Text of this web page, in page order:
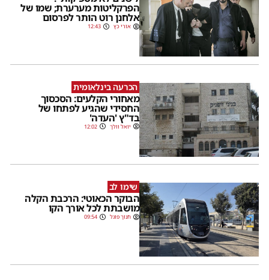
הפרקליטות מערערת; שמו של
אלחנן רוט הותר לפרסום
אורי כץ 12:43
הכרעה בינלאומית
מאחורי הקלעים: הסכסוך
החסידי שהגיע לפתחו של
בד"ץ 'העדה'
יואל וולך 12:02
שימו לב
הבוקר הכאוטי: הרכבת הקלה
מושבתת לכל אורך הקו
חנוך פוגל 09:54